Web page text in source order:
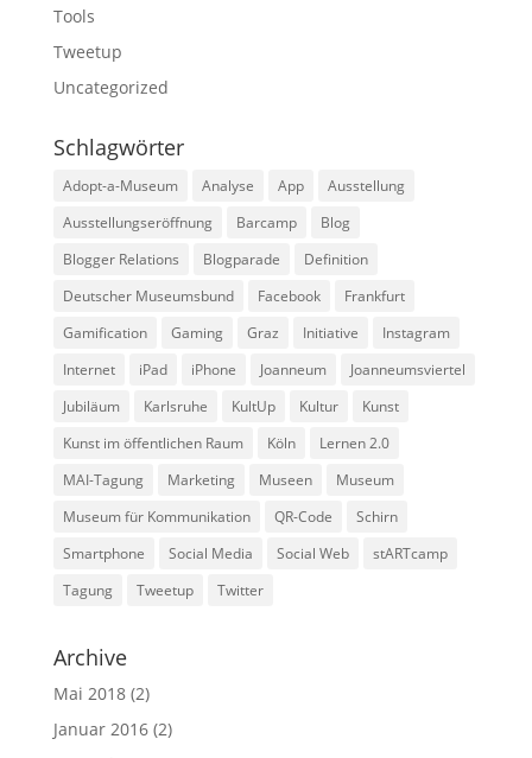
Tools
Tweetup
Uncategorized
Schlagwörter
Adopt-a-Museum Analyse App
Ausstellung
Ausstellungseröffnung
Barcamp
Blog
Blogger Relations
Blogparade
Definition
Deutscher Museumsbund
Facebook
Frankfurt
Gamification
Gaming Graz Initiative
Instagram
Internet
iPad iPhone Joanneum
Joanneumsviertel
Jubiläum
Karlsruhe KultUp Kultur
Kunst
Kunst im öffentlichen Raum
Köln
Lernen 2.0
MAI-Tagung
Marketing Museen
Museum
Museum für Kommunikation
QR-Code
Schirn
Smartphone
Social Media Social Web
stARTcamp
Tagung
Tweetup Twitter
Archive
Mai 2018(2)
Januar 2016(2)